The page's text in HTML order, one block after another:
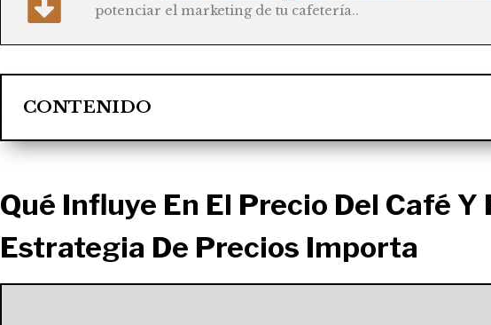
potenciar el marketing de tu cafetería..
CONTENIDO
Qué Influye En El Precio Del Café Y
Estrategia De Precios Importa